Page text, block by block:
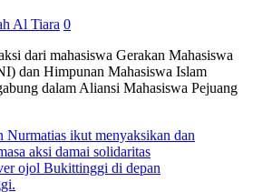
Al Tiara 0
dari mahasiswa Gerakan Mahasiswa
dan Himpunan Mahasiswa Islam
dalam Aliansi Mahasiswa Pejuang